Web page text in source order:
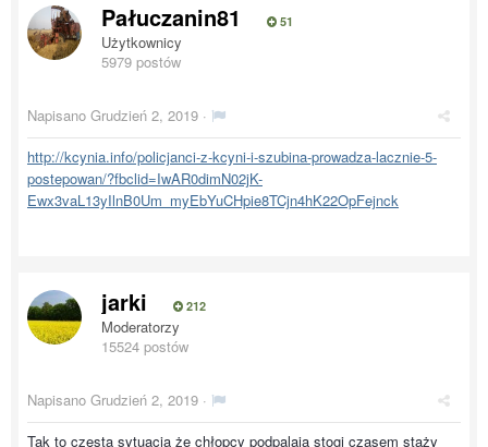
Pałuczanin81 51
Użytkownicy
5979 postów
Napisano Grudzień 2, 2019 ·
http://kcynia.info/policjanci-z-kcyni-i-szubina-prowadza-lacznie-5-
postepowan/?fbclid=IwAR0dimN02jK-
Ewx3vaL13yIlnB0Um_myEbYuCHpie8TCjn4hK22OpFejnck
jarki 212
Moderatorzy
15524 postów
Napisano Grudzień 2, 2019 ·
Tak to częsta sytuacja że chłopcy podpalają stogi czasem staży